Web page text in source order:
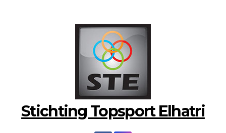
Stichting Topsport Elhatri